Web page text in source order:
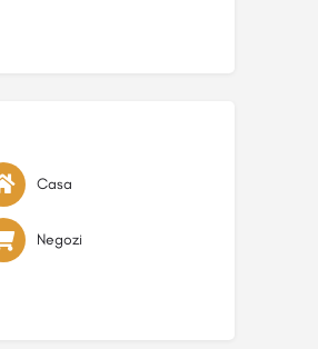
Casa
Negozi